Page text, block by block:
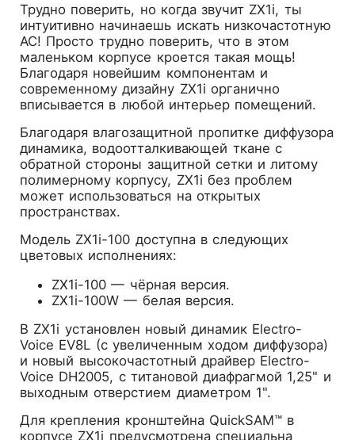
Трудно поверить, но когда звучит ZX1i, ты
интуитивно начинаешь искать низкочастотную
АС! Просто трудно поверить, что в этом
маленьком корпусе кроется такая мощь!
Благодаря новейшим компонентам и
современному дизайну ZX1i органично
вписывается в любой интерьер помещений.
Благодаря влагозащитной пропитке диффузора
динамика, водоотталкивающей ткане с
обратной стороны защитной сетки и литому
полимерному корпусу, ZX1i без проблем
может использоваться на открытых
пространствах.
Модель ZX1i-100 доступна в следующих
цветовых исполнениях:
ZX1i-100 — чёрная версия.
ZX1i-100W — белая версия.
В ZX1i установлен новый динамик Electro-
Voice EV8L (с увеличенным ходом диффузора)
и новый высокочастотный драйвер Electro-
Voice DH2005, c титановой диафрагмой 1,25" и
выходным отверстием диаметром 1".
Для крепления кронштейна QuickSAM™ в
корпусе ZX1i предусмотрена специальна